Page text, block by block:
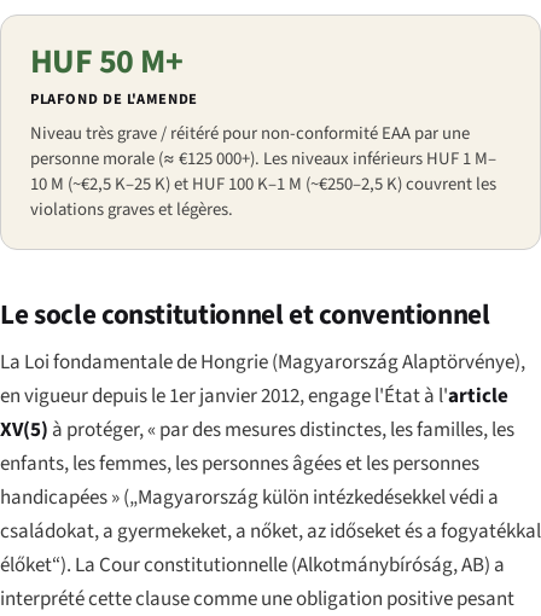
HUF 50 M+
PLAFOND DE L'AMENDE
Niveau très grave / réitéré pour non-conformité EAA par une
personne morale (≈ €125 000+). Les niveaux inférieurs HUF 1 M–
10 M (~€2,5 K–25 K) et HUF 100 K–1 M (~€250–2,5 K) couvrent les
violations graves et légères.
Le socle constitutionnel et conventionnel
La Loi fondamentale de Hongrie (Magyarország Alaptörvénye),
en vigueur depuis le 1er janvier 2012, engage l'État à l'article
XV(5) à protéger, « par des mesures distinctes, les familles, les
enfants, les femmes, les personnes âgées et les personnes
handicapées » („Magyarország külön intézkedésekkel védi a
családokat, a gyermekeket, a nőket, az időseket és a fogyatékkal
élőket“). La Cour constitutionnelle (Alkotmánybíróság, AB) a
interprété cette clause comme une obligation positive pesant